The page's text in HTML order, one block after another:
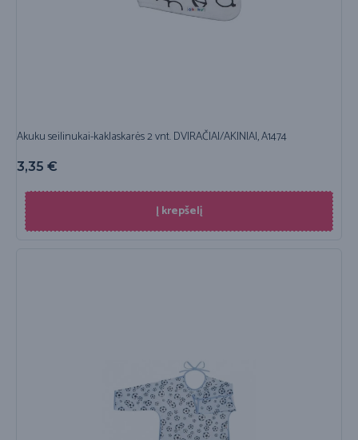
Akuku seilinukai-kaklaskarės 2 vnt. DVIRAČIAI/AKINIAI, A1474
3,35 €
Į krepšelį